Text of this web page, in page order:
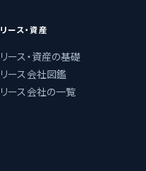
リース・資産
リース・資産の基礎
リース会社図鑑
リース会社の一覧